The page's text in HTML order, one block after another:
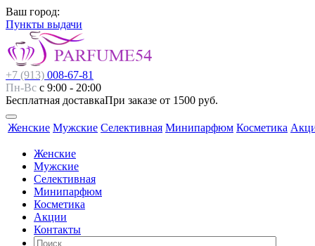
Ваш город:
Пункты выдачи
+7 (913) 008-67-81
Пн-Вс с 9:00 - 20:00
Бесплатная доставкаПри заказе от 1500 руб.
Женские Мужские Селективная Минипарфюм Косметика
Женские
Мужские
Селективная
Минипарфюм
Косметика
Акции
Контакты